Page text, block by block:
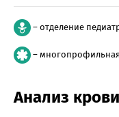
– отделение
–
Анализ